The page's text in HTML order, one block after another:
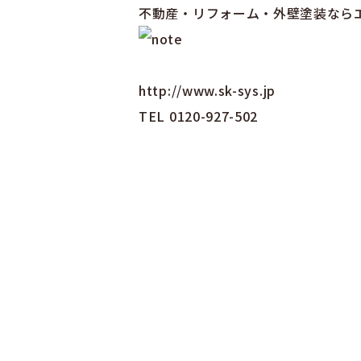
不動産・リフォーム・外壁塗装なら
http://www.sk-sys.jp
TEL 0120-927-502